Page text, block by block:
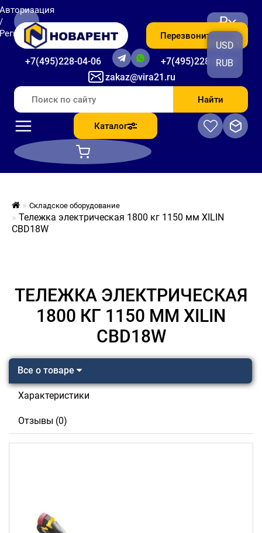
zakaz@vira21.ru
+7(495)228-04-06 +7(495)228-06-56
Перезвоните мне
₽
USD
RUB
Найти
Каталог
Складское оборудование
Тележка электрическая 1800 кг 1150 мм XILIN
CBD18W
ТЕЛЕЖКА ЭЛЕКТРИЧЕСКАЯ
1800 КГ 1150 ММ XILIN
CBD18W
Все о товаре
Характеристики
Отзывы (0)